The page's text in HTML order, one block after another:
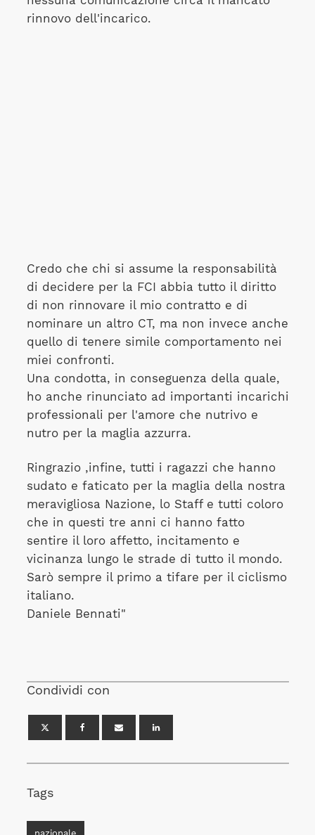
rinnovo dell'incarico.
Credo che chi si assume la responsabilità
di decidere per la FCI abbia tutto il diritto
di non rinnovare il mio contratto e di
nominare un altro CT, ma non invece anche
quello di tenere simile comportamento nei
miei confronti.
Una condotta, in conseguenza della quale,
ho anche rinunciato ad importanti incarichi
professionali per l'amore che nutrivo e
nutro per la maglia azzurra.
Ringrazio ,infine, tutti i ragazzi che hanno
sudato e faticato per la maglia della nostra
meravigliosa Nazione, lo Staff e tutti coloro
che in questi tre anni ci hanno fatto
sentire il loro affetto, incitamento e
vicinanza lungo le strade di tutto il mondo.
Sarò sempre il primo a tifare per il ciclismo
italiano.
Daniele Bennati"
Condividi con
Tags